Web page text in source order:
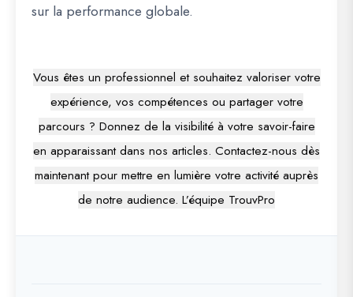
sur la performance globale.
Vous êtes un professionnel et souhaitez valoriser votre
expérience, vos compétences ou partager votre
parcours ? Donnez de la visibilité à votre savoir-faire
en apparaissant dans nos articles. Contactez-nous dès
maintenant pour mettre en lumière votre activité auprès
de notre audience. L’équipe TrouvPro